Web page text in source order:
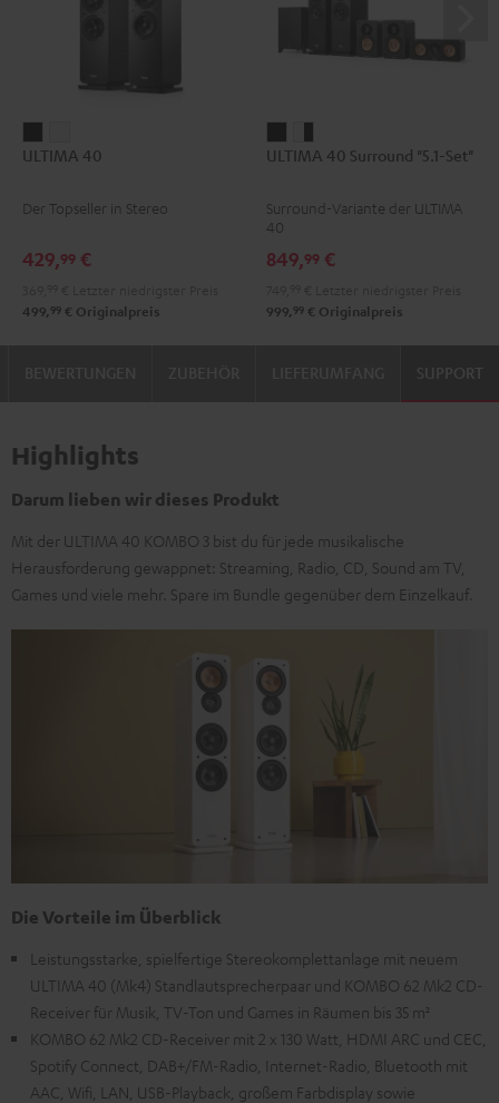
40 40
ULTIMA 40
Der Topseller in Stereo
429,99 €
499, 99 € Originalpreis
40
"5.1-
Schwarz
40
"5.1-
Weiß
Schwarz
ULTIMA 40 Surround "5.1-Set"
Surround-Variante der ULTIMA
40
849,99 €
999, 99 € Originalpreis
SUPPORT
Highlights
Darum lieben wir dieses Produkt
Mit der ULTIMA 40 KOMBO 3 bist du für jede musikalische
Herausforderung gewappnet: Streaming, Radio, CD, Sound am TV,
Games und viele mehr. Spare im Bundle gegenüber dem Einzelkauf.
Die Vorteile im Überblick
Leistungsstarke, spielfertige Stereokomplettanlage mit neuem
ULTIMA 40 (Mk4) Standlautsprecherpaar und KOMBO 62 Mk2 CD-
Receiver für Musik, TV-Ton und Games in Räumen bis 35 m²
KOMBO 62 Mk2 CD-Receiver mit 2 x 130 Watt, HDMI ARC und CEC,
Spotify Connect, DAB+/FM-Radio, Internet-Radio, Bluetooth mit
AAC, Wifi, LAN, USB-Playback, großem Farbdisplay sowie